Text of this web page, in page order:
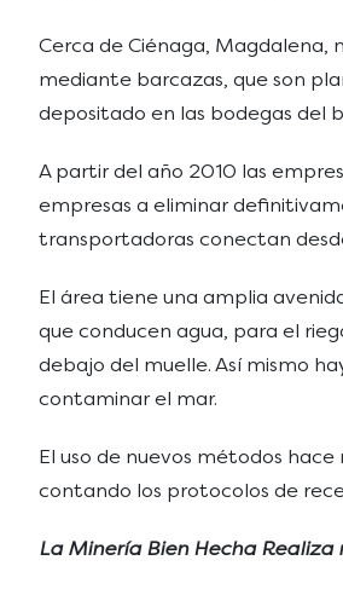
Cerca de Ciénaga, Magdalena,
mediante barcazas, que son
depositado en las bodegas del
A partir del año 2010 las
empresas a eliminar
transportadoras conectan
El área tiene una amplia
que conducen agua, para el
debajo del muelle. Así mismo
contaminar el mar.
El uso de nuevos métodos
contando los protocolos de
La Minería Bien Hecha